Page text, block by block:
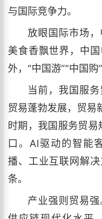
与国际竞争力。
放眼国际市场
美食香飘世界，中
外，“中国游”“中国
当前，我国服
贸易蓬勃发展，贸易
时期，我国服务贸易
口。AI驱动的智能
播、工业互联网解
条。
产业强则贸易强